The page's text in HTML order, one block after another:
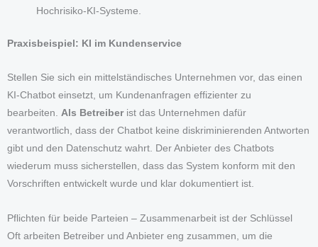
Hochrisiko-KI-Systeme.
Praxisbeispiel: KI im Kundenservice
Stellen Sie sich ein mittelständisches Unternehmen vor, das einen
KI-Chatbot einsetzt, um Kundenanfragen effizienter zu
bearbeiten. Als Betreiberist das Unternehmen dafür
verantwortlich, dass der Chatbot keine diskriminierenden Antworten
gibt und den Datenschutz wahrt. Der Anbieter des Chatbots
wiederum muss sicherstellen, dass das System konform mit den
Vorschriften entwickelt wurde und klar dokumentiert ist.
Pflichten für beide Parteien – Zusammenarbeit ist der Schlüssel
Oft arbeiten Betreiber und Anbieter eng zusammen, um die